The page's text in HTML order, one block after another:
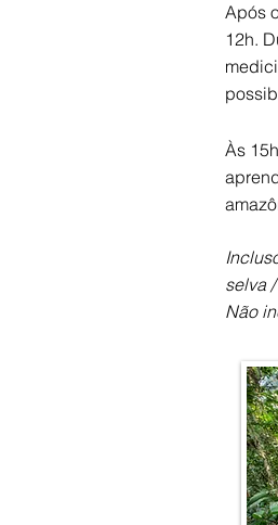
Após
12h.
Às
selva
Não